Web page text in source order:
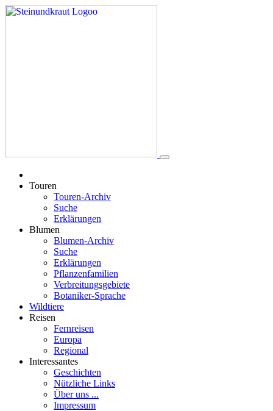
Touren
Touren-Archiv
Suche
Erklärungen
Blumen
Blumen-Archiv
Suche
Erklärungen
Pflanzenfamilien
Verbreitungsgebiete
Botaniker-Sprache
Wildtiere
Reisen
Fernreisen
Europa
Regional
Interessantes
Geschichten
Nützliche Links
Über uns ...
Impressum